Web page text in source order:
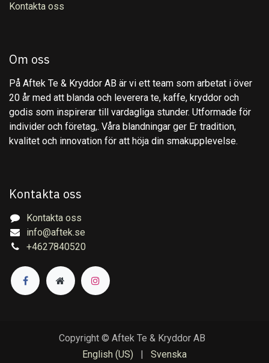
Kontakta oss
Om oss
På Aftek Te & Kryddor AB är vi ett team som arbetat i över
20 år med att blanda och leverera te, kaffe, kryddor och
godis som inspirerar till vardagliga stunder. Utformade för
individer och företag,. Våra blandningar ger Er tradition,
kvalitet och innovation för att höja din smakupplevelse.
Kontakta oss
Kontakta oss
info@aftek.se
+4627840520
Copyright © Aftek Te & Kryddor AB
English (US)
| Svenska